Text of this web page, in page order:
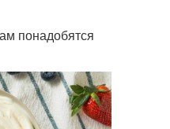
понадобятся